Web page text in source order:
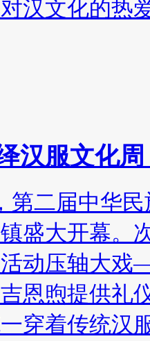
汉文化的热
汉服文化
第二届中华
盛大开幕。
动压轴大
恩煦提供礼
穿着传统汉